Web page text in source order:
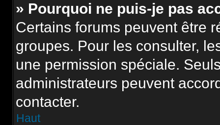
» Pourquoi ne puis-je pas
Certains forums peuvent être
groupes. Pour les consulter,
une permission spéciale.
administrateurs peuvent
contacter.
Haut